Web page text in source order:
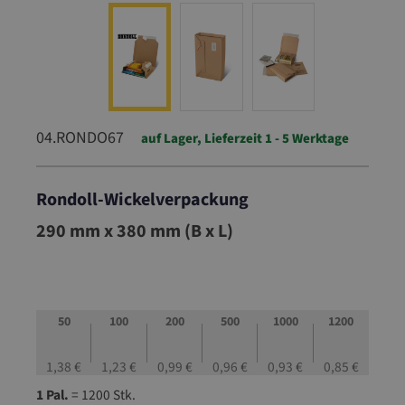
04.RONDO67 auf Lager, Lieferzeit 1 - 5 Werktage
Rondoll-Wickelverpackung
04.RONDO67
290 mm x 380 mm (B x L)
50
1,38 €
100
1,23 €
200
0,99 €
500
0,96 €
1000
0,93 €
1200
0,85 €
1 Pal.= 1200 Stk.